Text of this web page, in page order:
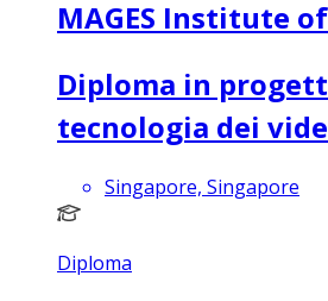
MAGES Institute
Diploma in
tecnologia dei
Singapore, Singapore
Diploma